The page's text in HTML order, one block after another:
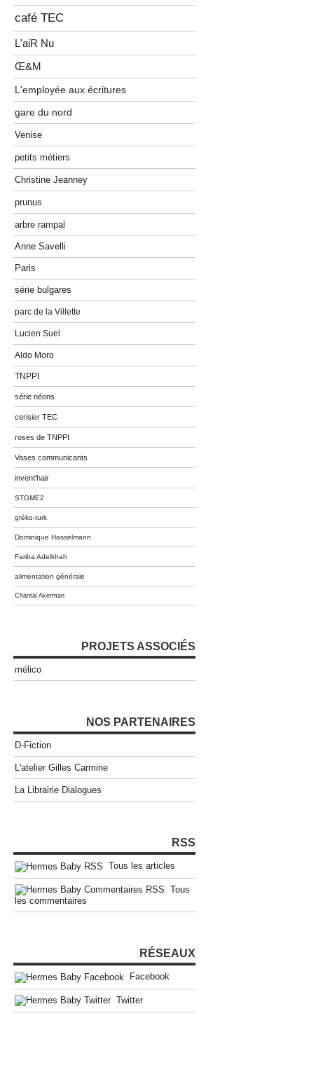
café TEC
L'aiR Nu
Œ&M
L'employée aux écritures
gare du nord
Venise
petits métiers
Christine Jeanney
prunus
arbre rampal
Anne Savelli
Paris
série bulgares
parc de la Villette
Lucien Suel
Aldo Moro
TNPPI
série néons
cerisier TEC
roses de TNPPI
Vases communicants
invent'hair
STGME2
gréko-turk
Dominique Hasselmann
Fariba Adelkhah
alimentation générale
Chantal Akerman
PROJETS ASSOCIÉS
mélico
NOS PARTENAIRES
D-Fiction
L'atelier Gilles Carmine
La Librairie Dialogues
RSS
Tous les articles
Tous
les commentaires
RÉSEAUX
Facebook
Twitter